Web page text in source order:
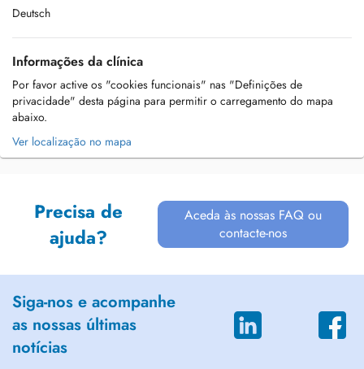
Deutsch
Informações da clínica
Por favor active os "cookies funcionais" nas "Definições de
privacidade" desta página para permitir o carregamento do mapa
abaixo.
Ver localização no mapa
Precisa de
ajuda?
Aceda às nossas FAQ ou
contacte-nos
Siga-nos e acompanhe
as nossas últimas
notícias